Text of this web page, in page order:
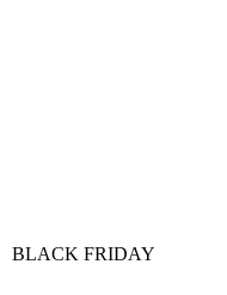
BLACK FRIDAY